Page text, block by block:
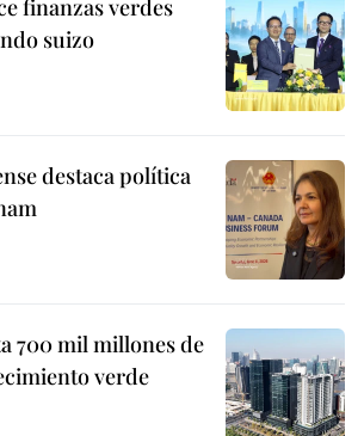
finanzas verdes
suizo
destaca política
700 mil millones de
verde